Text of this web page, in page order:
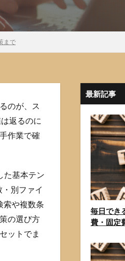
まで
のが、ス
返るのに
作業で確
た基本テン
別ファイ
索や複数条
の選び方
ットでま
最新記事
毎日でき
費・固定